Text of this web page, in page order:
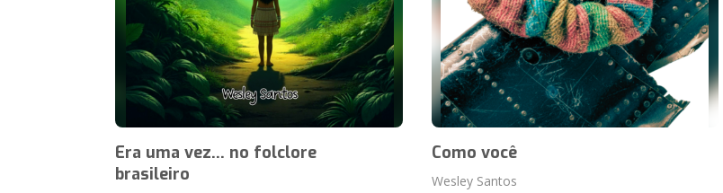
Era uma vez... no folclore
brasileiro
Como você
Wesley Santos